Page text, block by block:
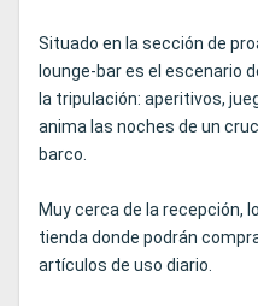
Situado en la sección de
lounge-bar es el escenario
la tripulación: aperitivos,
anima las noches de un
barco.
Muy cerca de la recepción,
tienda donde podrán
artículos de uso diario.